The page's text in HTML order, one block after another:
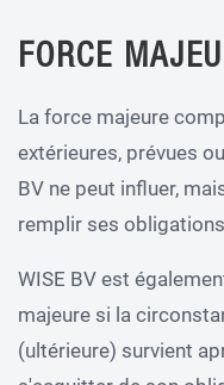
FORCE
La force majeure
extérieures, prévues
BV ne peut influer,
remplir ses
WISE BV est
majeure si la
(ultérieure) survient